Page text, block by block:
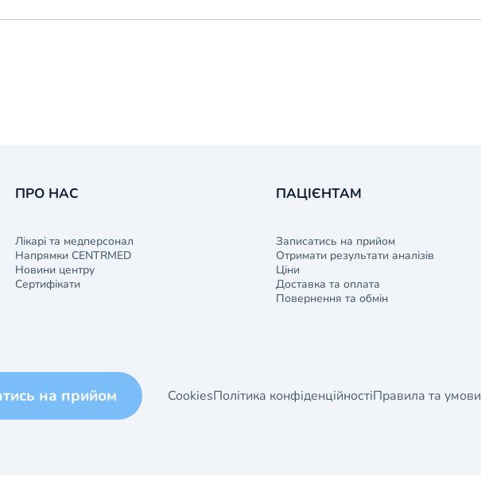
ПРО НАС
Лікарі та медперсонал
Напрямки CENTRMED
Новини центру
Сертифікати
ПАЦІЄНТАМ
Записатись на прийом
Отримати результати аналізів
Ціни
Доставка та оплата
Повернення та обмін
на прийом CookiesПолітика конфіденційностіПравила та умови